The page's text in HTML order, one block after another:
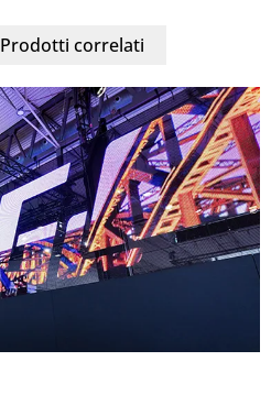
Prodotti correlati